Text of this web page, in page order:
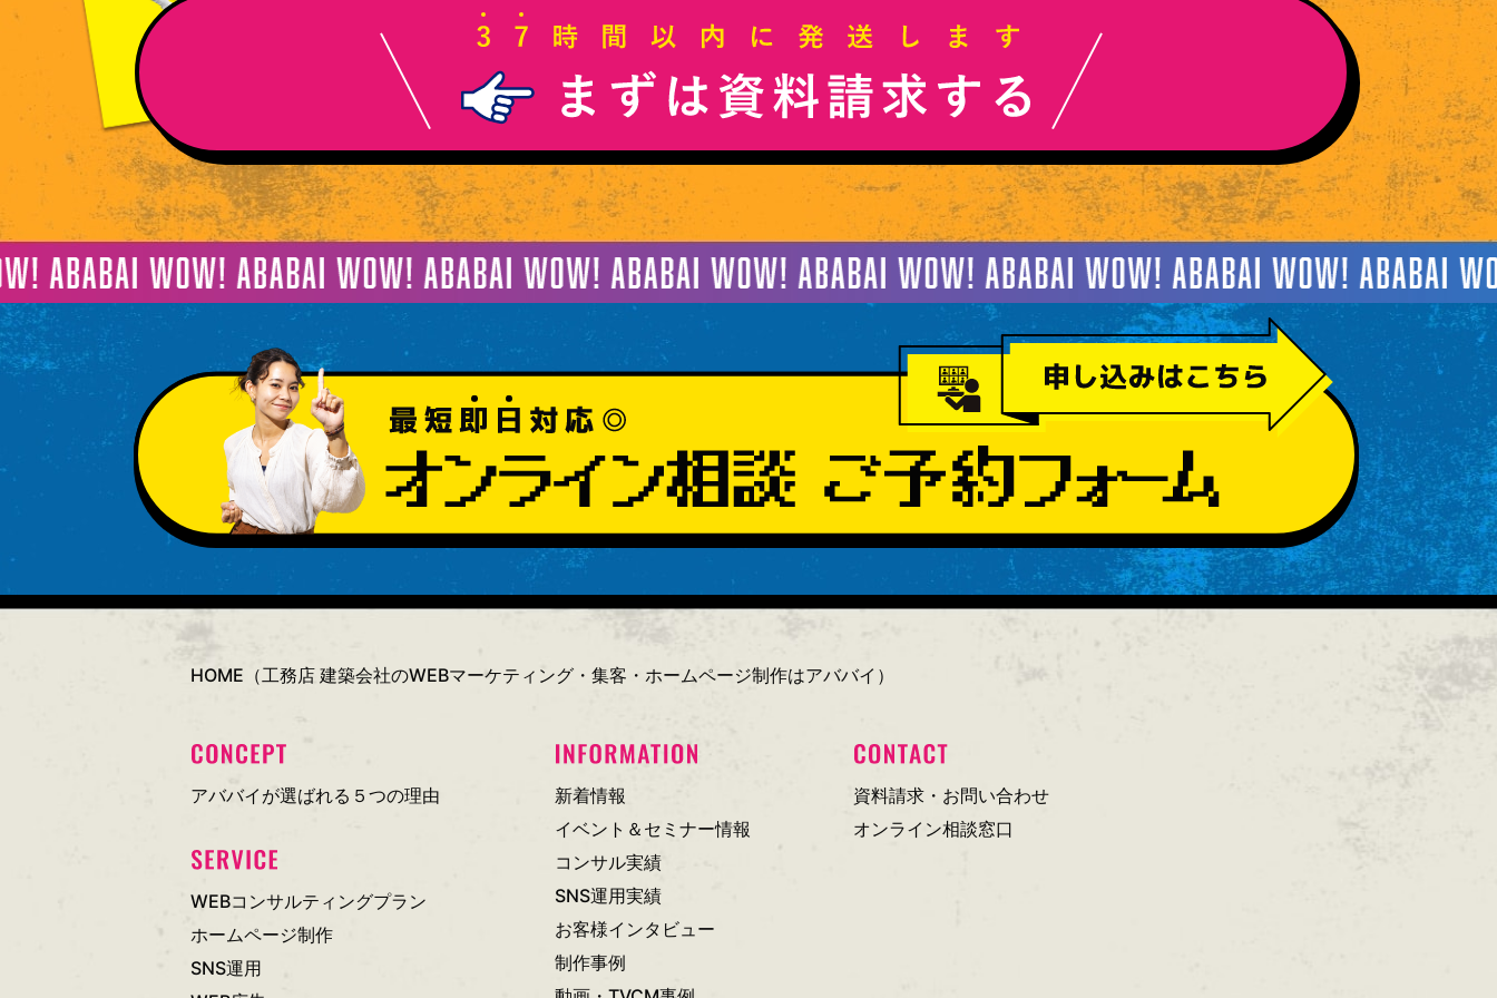
HOME（工務店 建築会社のWEBマーケティング・集客・ホームページ制作はアババイ）
アババイが選ばれる５つの理由
WEBコンサルティングプラン
ホームページ制作
SNS運用
新着情報
イベント＆セミナー情報
コンサル実績
SNS運用実績
お客様インタビュー
制作事例
資料請求・お問い合わせ
オンライン相談窓口